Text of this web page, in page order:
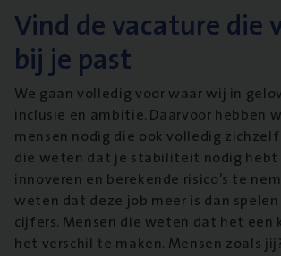
Vind de vacature die
bij je past
We gaan volledig voor waar wij in
inclusie en ambitie. Daarvoor hebben
mensen nodig die ook volledig
die weten dat je stabiliteit nodig hebt
innoveren en berekende risico’s te
weten dat deze job meer is dan
cijfers. Mensen die weten dat het een
het verschil te maken. Mensen zoals